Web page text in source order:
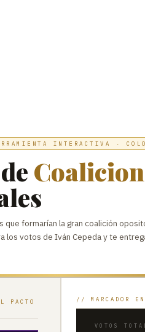
INTERACTIVA ·
formarían la gran coalición
los votos de Iván Cepeda y te
PACTO
// MARCADOR
VOTOS